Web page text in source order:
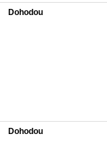
Dohodou
Dohodou